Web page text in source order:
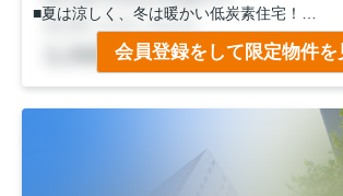
■夏は涼しく、冬は暖かい低炭素住宅！
■太陽光パネル6.45W搭載！
■フラット35S対応！会員登録をして限定物件を